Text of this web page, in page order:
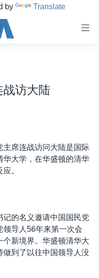
by Translate
战访大陆
主席连战访问大陆是国际
华大学，在华盛顿的清华
。
的名义邀请中国国民党
领导人56年来第一次会
新境界。华盛顿清华大
做到了以往中国领导人没